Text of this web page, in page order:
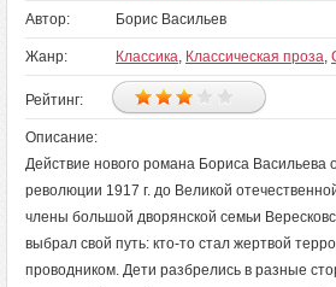
Автор: Борис Васильев
Жанр: Классика, Классическая проза,
Рейтинг:
Описание:
Действие нового романа Бориса Васильева
революции 1917 г. до Великой
члены большой дворянской семьи
выбрал свой путь: кто-то стал жертвой
проводником. Дети разбрелись в разные